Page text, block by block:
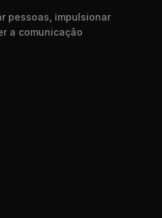
pessoas, impulsionar
a comunicação